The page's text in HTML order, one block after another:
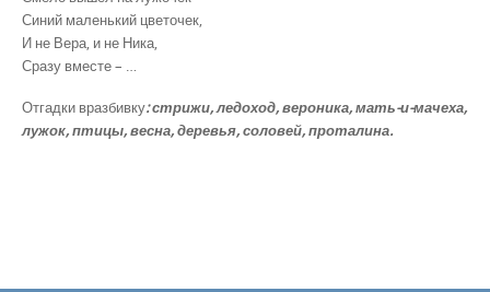
Синий маленький цветочек,
И не Вера, и не Ника,
Сразу вместе – …
Отгадки вразбивку: стрижи, ледоход, вероника, мать-и-мачеха,
лужок, птицы, весна, деревья, соловей, проталина.